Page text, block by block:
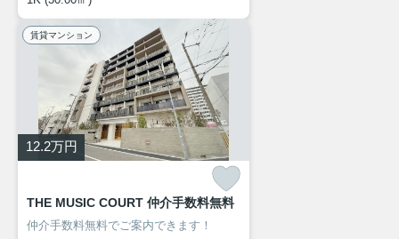
賃貸マンション
12.2万円
THE MUSIC COURT 仲介手数料無料
仲介手数料無料でご案内できます！